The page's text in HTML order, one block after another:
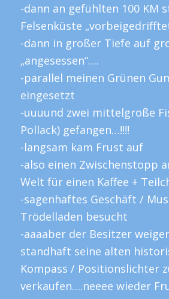
-dann an gefühlten 100 KM
Felsenküste
-dann in großer Tiefe auf
„angesessen“….
-parallel meinen Grünen
eingesetzt
-uuuund zwei mittelgroße
Pollack) gefangen…!!!!
-langsam kam Frust auf
-also einen Zwischenstopp
Welt für einen Kaffee +
-sagenhaftes Geschäft /
Trödelladen besucht
-aaaaber der Besitzer
standhaft seine alten
Kompass / Positionslichter
verkaufen….neeee wieder